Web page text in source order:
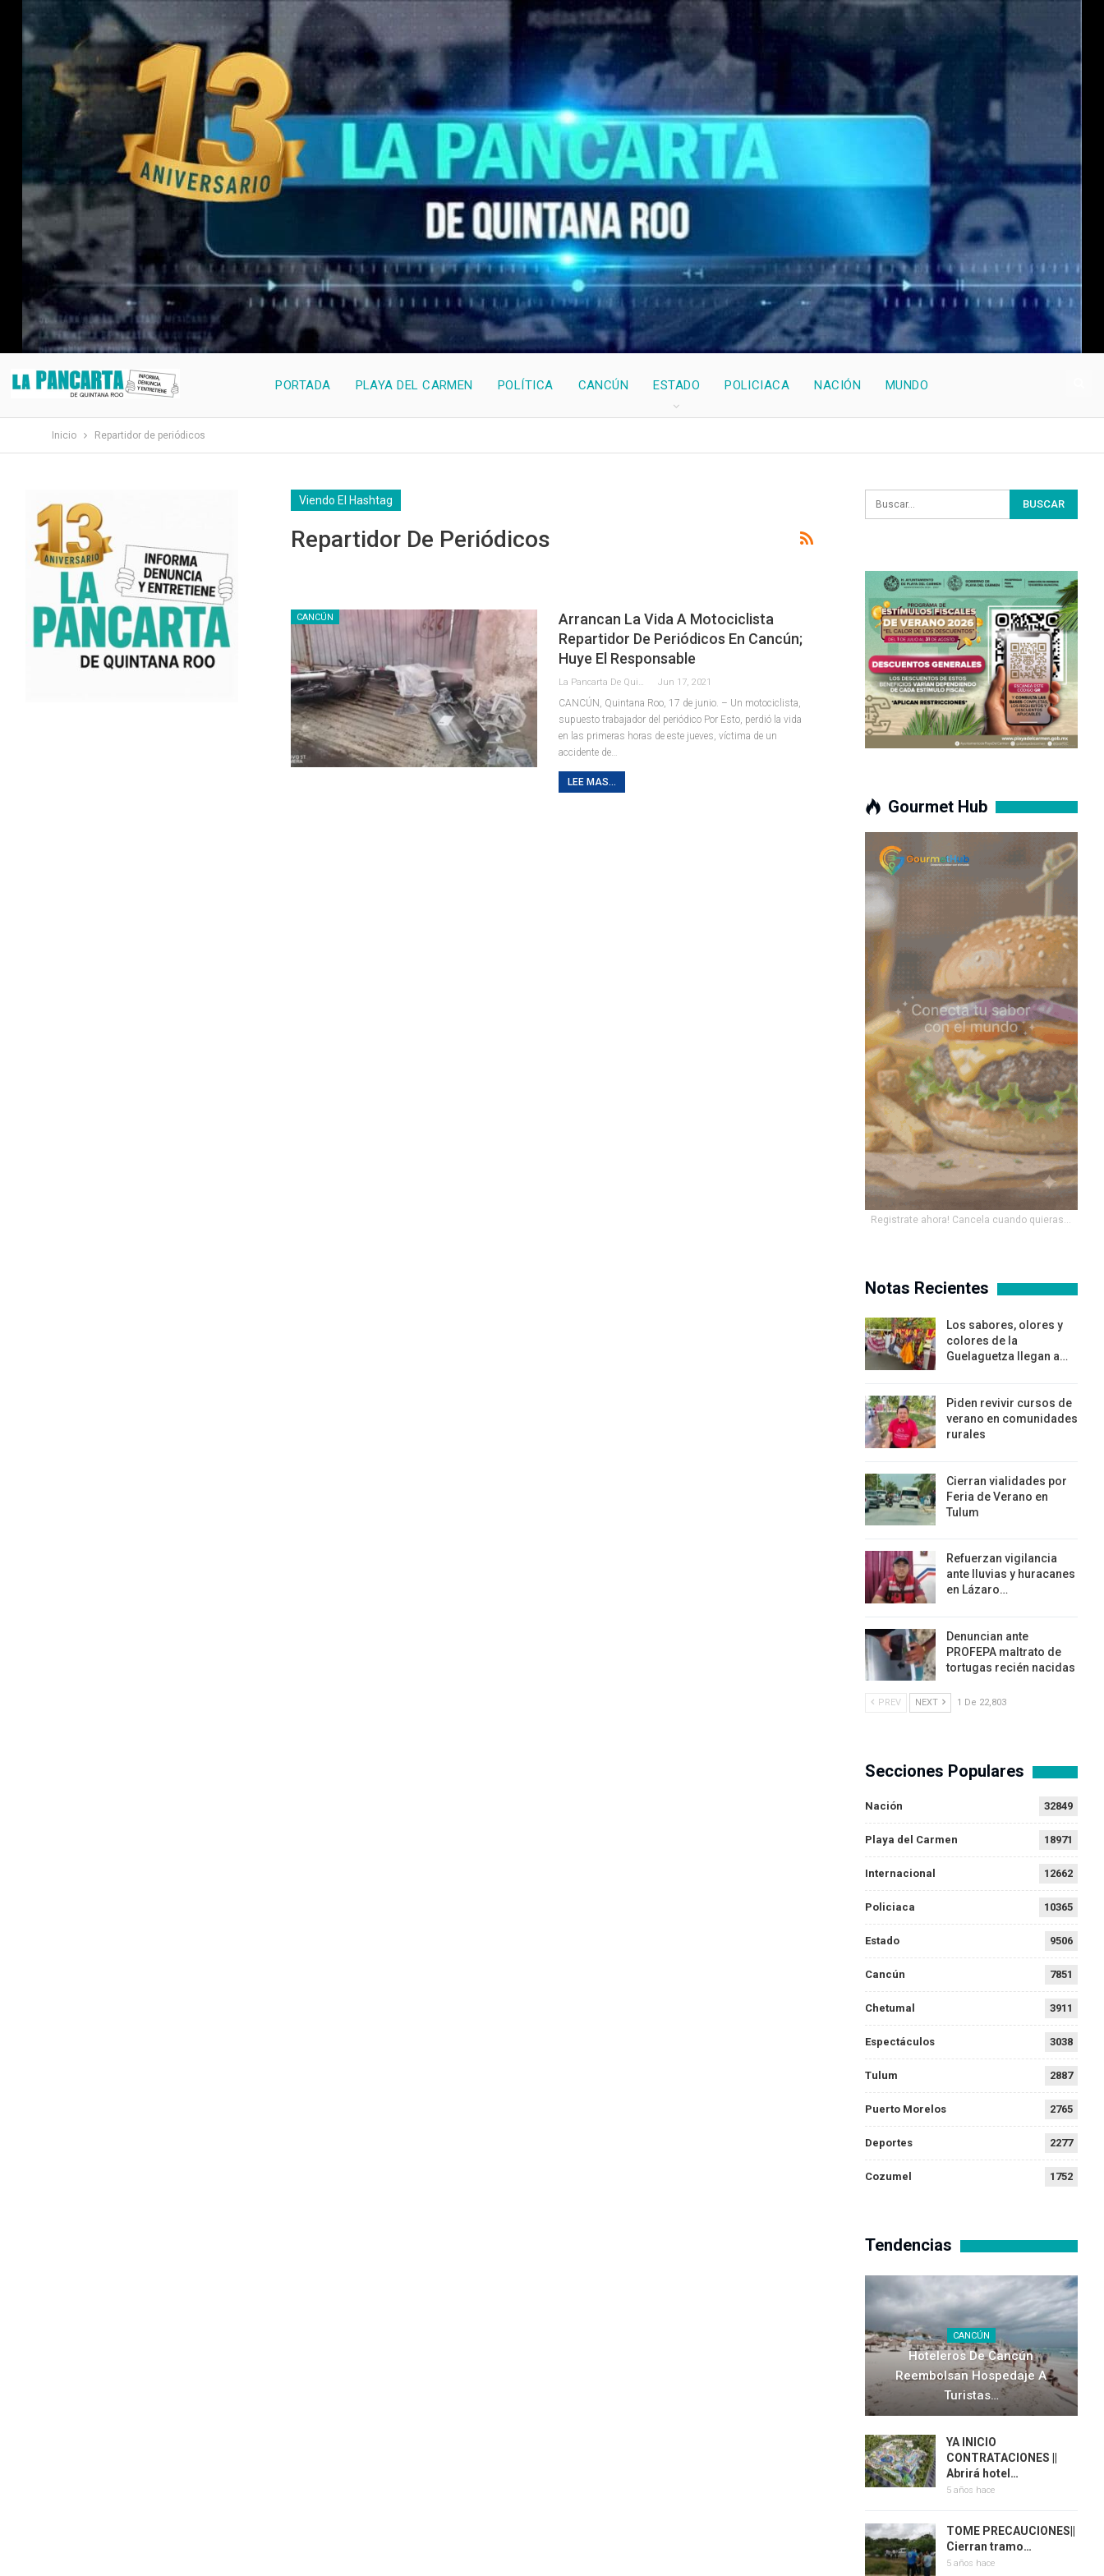
PORTADA PLAYA DEL CARMEN POLÍTICA CANCÚN ESTADO POLICIACA NACIÓN MUNDO
Inicio Repartidor de periódicos
Viendo El Hashtag
Repartidor De Periódicos
CANCÚN
Arrancan La Vida A Motociclista
Repartidor De Periódicos En Cancún;
Huye El Responsable
Jun 17, 2021
CANCÚN, Quintana Roo, 17 de junio. – Un motociclista,
supuesto trabajador del periódico Por Esto, perdió la vida
en las primeras horas de este jueves, víctima de un
accidente de
LEE MAS...
Gourmet Hub
Registrate ahora! Cancela cuando quieras...
Notas Recientes
Los sabores, olores y
colores de la
Guelaguetza llegan a…
Piden revivir cursos de
verano en comunidades
rurales
Cierran vialidades por
Feria de Verano en
Tulum
Refuerzan vigilancia
ante lluvias y huracanes
en Lázaro…
Denuncian ante
PROFEPA maltrato de
tortugas recién nacidas
PREV NEXT 1 De 22,803
Secciones Populares
Nación 32849
Playa del Carmen 18971
Internacional 12662
Policiaca 10365
Estado 9506
Cancún 7851
Chetumal 3911
Espectáculos 3038
Tulum 2887
Puerto Morelos 2765
Deportes 2277
Cozumel 1752
Tendencias
CANCÚN
Hoteleros De Cancún
Reembolsan Hospedaje A
Turistas…
YA INICIO
CONTRATACIONES ||
Abrirá hotel…
5 años hace
TOME PRECAUCIONES||
Cierran tramo…
5 años hace